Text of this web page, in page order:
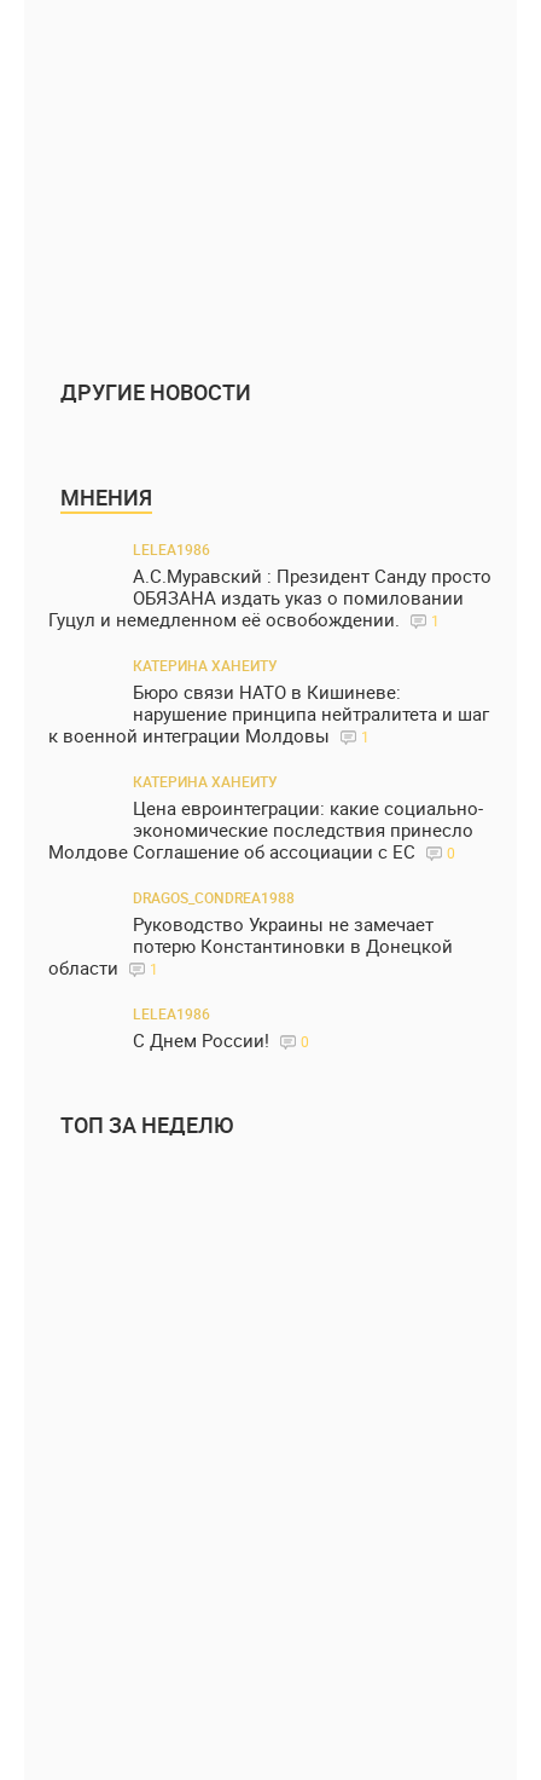
ДРУГИЕ НОВОСТИ
МНЕНИЯ
LELEA1986
А.С.Муравский : Президент Санду просто
ОБЯЗАНА издать указ о помиловании
Гуцул и немедленном её освобождении.
1
КАТЕРИНА ХАНЕИТУ
Бюро связи НАТО в Кишиневе:
нарушение принципа нейтралитета и шаг
к военной интеграции Молдовы
1
КАТЕРИНА ХАНЕИТУ
Цена евроинтеграции: какие социально-
экономические последствия принесло
Молдове Соглашение об ассоциации с ЕС
0
DRAGOS_CONDREA1988
Руководство Украины не замечает
потерю Константиновки в Донецкой
области
1
LELEA1986
С Днем России! 0
ТОП ЗА НЕДЕЛЮ